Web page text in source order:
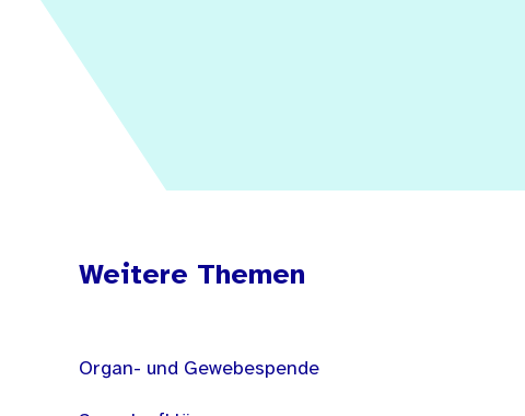
Weitere Themen
Organ- und Gewebespende